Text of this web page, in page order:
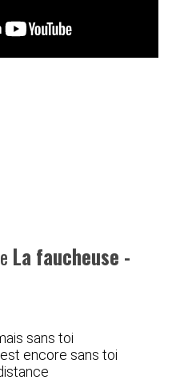
La faucheuse -
sans toi
encore sans toi